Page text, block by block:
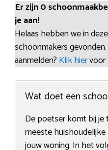
Er zijn 0
je aan!
Helaas hebben we in
schoonmakers
aanmelden? Klik hiervoor
Wat doet een
De poetser komt bij je
meeste
jouw woning. In het